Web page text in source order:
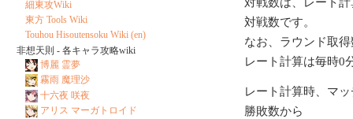
対戦数は、レート
対戦数です。
なお、ラウンド取
レート計算は毎時0
レート計算時、マ
勝敗数から
細東攻Wiki
東方 Tools Wiki
Touhou Hisoutensoku Wiki (en)
非想天則 - 各キャラ攻略wiki
博麗 霊夢
霧雨 魔理沙
十六夜 咲夜
アリス マーガトロイド